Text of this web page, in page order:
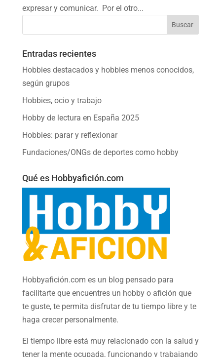
expresar y comunicar. Por el otro...
Entradas recientes
Hobbies destacados y hobbies menos conocidos,
según grupos
Hobbies, ocio y trabajo
Hobby de lectura en España 2025
Hobbies: parar y reflexionar
Fundaciones/ONGs de deportes como hobby
Qué es Hobbyafición.com
Hobbyafición.com es un blog pensado para
facilitarte que encuentres un hobby o afición que
te guste, te permita disfrutar de tu tiempo libre y te
haga crecer personalmente.
El tiempo libre está muy relacionado con la salud y
tener la mente ocupada, funcionando y trabajando